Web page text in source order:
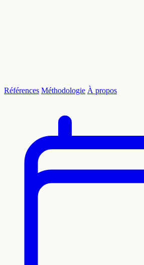
Références Méthodologie À propos